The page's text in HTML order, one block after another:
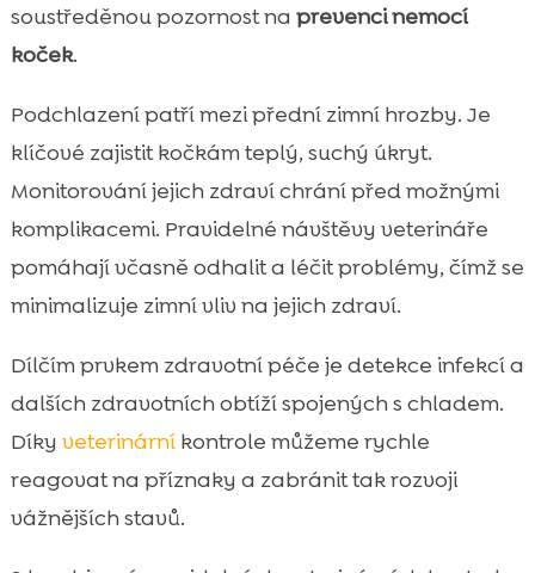
soustředěnou pozornost na prevenci nemocí
koček.
Podchlazení patří mezi přední zimní hrozby. Je
klíčové zajistit kočkám teplý, suchý úkryt.
Monitorování jejich zdraví chrání před možnými
komplikacemi. Pravidelné návštěvy veterináře
pomáhají včasně odhalit a léčit problémy, čímž se
minimalizuje zimní vliv na jejich zdraví.
Dílčím prvkem zdravotní péče je detekce infekcí a
dalších zdravotních obtíží spojených s chladem.
Díky veterinárníkontrole můžeme rychle
reagovat na příznaky a zabránit tak rozvoji
vážnějších stavů.